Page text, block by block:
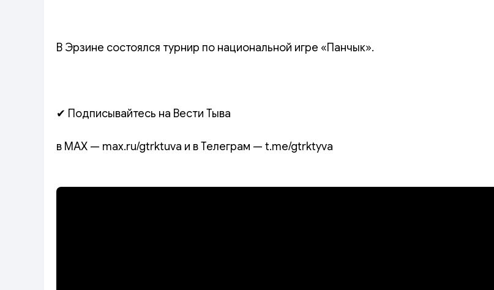
В Эрзине состоялся турнир по национальной игре «Панчык».
✔ Подписывайтесь на Вести Тыва
в MAX — max.ru/gtrktuva и в Телеграм — t.me/gtrktyva